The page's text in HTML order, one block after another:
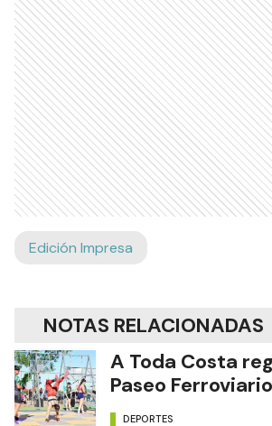
Edición Impresa
NOTAS RELACIONADAS
A Toda Costa
Paseo Ferroviario
DEPORTES